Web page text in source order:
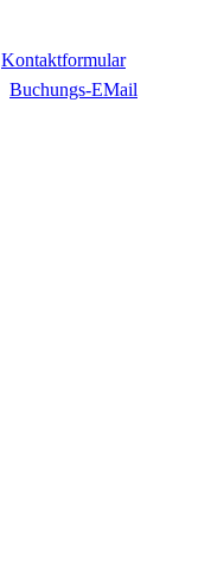
Kontaktformular
Buchungs-EMail